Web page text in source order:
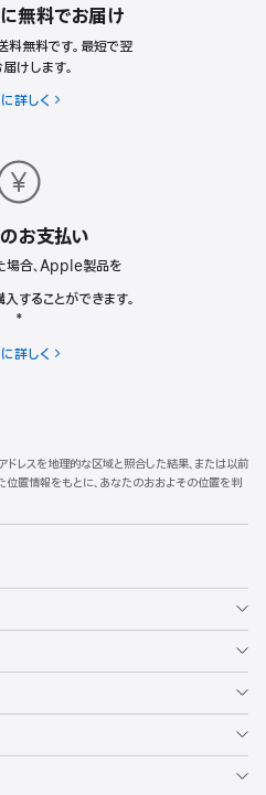
無料でお届け
料無料です。最短で翌
けします。
詳しく
お支払い
場合、Apple製品を
することができます。
*
詳しく 分
支
払
レスを地理的な区域と照合した結果、または以前
置情報をもとに、あなたのおおよその位置を判